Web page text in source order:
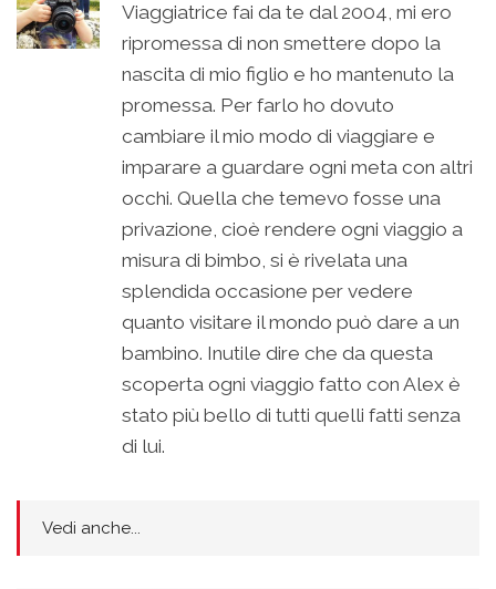
Viaggiatrice fai da te dal 2004, mi ero
ripromessa di non smettere dopo la
nascita di mio figlio e ho mantenuto la
promessa. Per farlo ho dovuto
cambiare il mio modo di viaggiare e
imparare a guardare ogni meta con altri
occhi. Quella che temevo fosse una
privazione, cioè rendere ogni viaggio a
misura di bimbo, si è rivelata una
splendida occasione per vedere
quanto visitare il mondo può dare a un
bambino. Inutile dire che da questa
scoperta ogni viaggio fatto con Alex è
stato più bello di tutti quelli fatti senza
di lui.
Vedi anche...